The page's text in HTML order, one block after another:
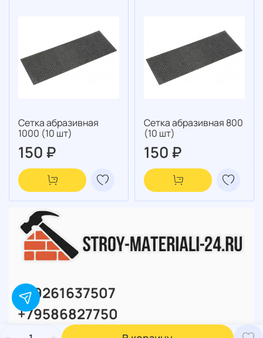
Сетка абразивная
1000 (10 шт)
150 ₽
Сетка абразивная 800
(10 шт)
150 ₽
+79261637507
+79586827750